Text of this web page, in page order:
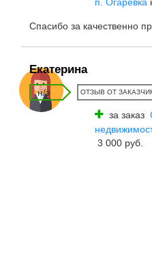
Спасибо за качественно
Екатерина
н/з ОТЗЫВ ОТ
за заказ
3 000 руб.